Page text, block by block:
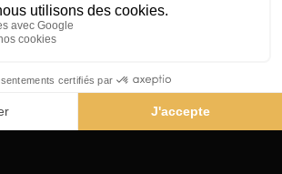
Époques Thématiques
Vidéos
Nos Actualités